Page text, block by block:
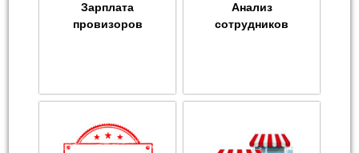
Зарплата
провизоров
Анализ
сотрудников